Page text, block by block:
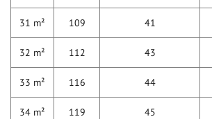
31 m² 109 41
32 m² 112 43
33 m² 116 44
34 m² 119 45